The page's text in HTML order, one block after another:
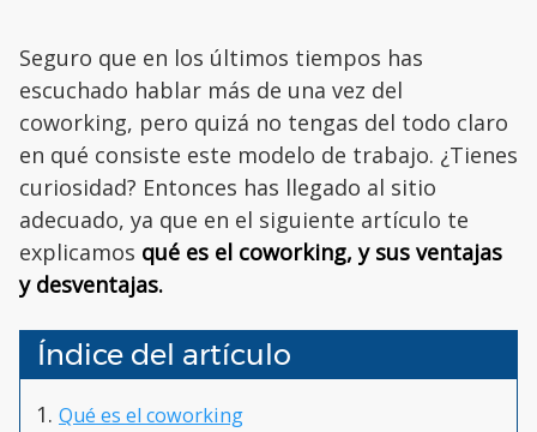
Seguro que en los últimos tiempos has
escuchado hablar más de una vez del
coworking, pero quizá no tengas del todo claro
en qué consiste este modelo de trabajo. ¿Tienes
curiosidad? Entonces has llegado al sitio
adecuado, ya que en el siguiente artículo te
explicamos qué es el coworking, y sus ventajas
y desventajas.
Índice del artículo
Qué es el coworking